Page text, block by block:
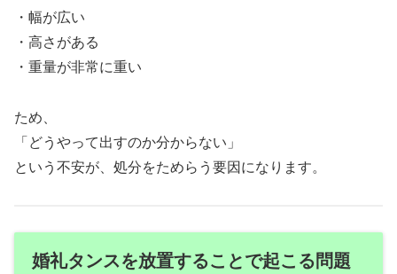
・幅が広い
・高さがある
・重量が非常に重い
ため、
「どうやって出すのか分からない」
という不安が、処分をためらう要因になります。
婚礼タンスを放置することで起こる問題